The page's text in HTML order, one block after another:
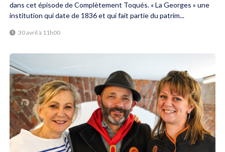
dans cet épisode de Complètement Toqués. « La Georges » une
institution qui date de 1836 et qui fait partie du patrim...
30 avril à 11h00